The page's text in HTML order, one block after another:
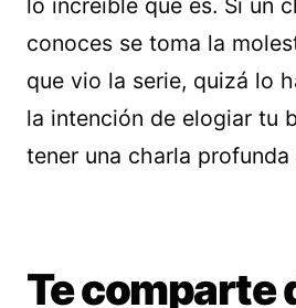
lo increíble que es. Si un
conoces se toma la
que vio la serie, quizá lo
la intención de elogiar tu
tener una charla
Te comparte